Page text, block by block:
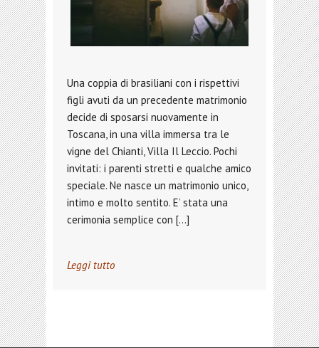
Una coppia di brasiliani con i rispettivi
figli avuti da un precedente matrimonio
decide di sposarsi nuovamente in
Toscana, in una villa immersa tra le
vigne del Chianti, Villa Il Leccio. Pochi
invitati: i parenti stretti e qualche amico
speciale. Ne nasce un matrimonio unico,
intimo e molto sentito. E’ stata una
cerimonia semplice con […]
Leggi tutto